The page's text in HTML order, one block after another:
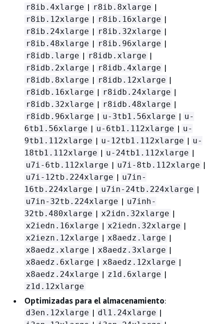
r8ib.4xlarge | r8ib.8xlarge |
r8ib.12xlarge | r8ib.16xlarge |
r8ib.24xlarge | r8ib.32xlarge |
r8ib.48xlarge | r8ib.96xlarge |
r8idb.large | r8idb.xlarge |
r8idb.2xlarge | r8idb.4xlarge |
r8idb.8xlarge | r8idb.12xlarge |
r8idb.16xlarge | r8idb.24xlarge |
r8idb.32xlarge | r8idb.48xlarge |
r8idb.96xlarge | u-3tb1.56xlarge | u-
6tb1.56xlarge | u-6tb1.112xlarge | u-
9tb1.112xlarge | u-12tb1.112xlarge | u-
18tb1.112xlarge | u-24tb1.112xlarge |
u7i-6tb.112xlarge | u7i-8tb.112xlarge |
u7i-12tb.224xlarge | u7in-
16tb.224xlarge | u7in-24tb.224xlarge |
u7in-32tb.224xlarge | u7inh-
32tb.480xlarge | x2idn.32xlarge |
x2iedn.16xlarge | x2iedn.32xlarge |
x2iezn.12xlarge | x8aedz.large |
x8aedz.xlarge | x8aedz.3xlarge |
x8aedz.6xlarge | x8aedz.12xlarge |
x8aedz.24xlarge | z1d.6xlarge |
z1d.12xlarge
Optimizadas para el almacenamiento:
d3en.12xlarge | dl1.24xlarge |